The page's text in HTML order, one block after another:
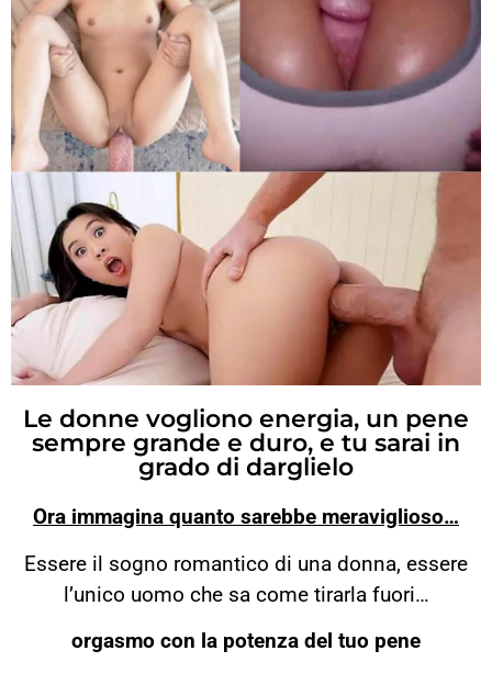
Le donne vogliono energia, un pene
sempre grande e duro, e tu sarai in
grado di darglielo
Ora immagina quanto sarebbe meraviglioso…
Essere il sogno romantico di una donna, essere
l’unico uomo che sa come tirarla fuori…
orgasmo con la potenza del tuo pene